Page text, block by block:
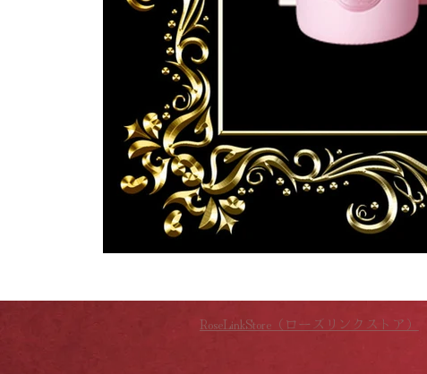
RoseLinkStore（ローズリンクストア）